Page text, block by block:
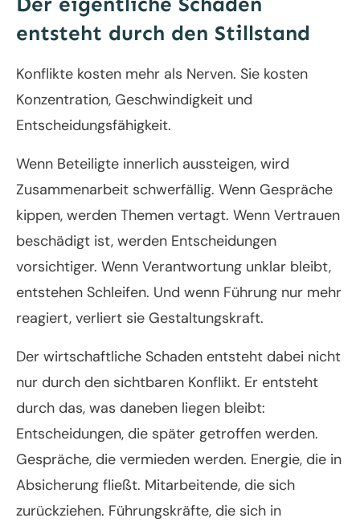
entsteht durch den Stillstand
Konflikte kosten mehr als Nerven. Sie kosten
Konzentration, Geschwindigkeit und
Entscheidungsfähigkeit.
Wenn Beteiligte innerlich aussteigen, wird
Zusammenarbeit schwerfällig. Wenn Gespräche
kippen, werden Themen vertagt. Wenn Vertrauen
beschädigt ist, werden Entscheidungen
vorsichtiger. Wenn Verantwortung unklar bleibt,
entstehen Schleifen. Und wenn Führung nur mehr
reagiert, verliert sie Gestaltungskraft.
Der wirtschaftliche Schaden entsteht dabei nicht
nur durch den sichtbaren Konflikt. Er entsteht
durch das, was daneben liegen bleibt:
Entscheidungen, die später getroffen werden.
Gespräche, die vermieden werden. Energie, die in
Absicherung fließt. Mitarbeitende, die sich
zurückziehen. Führungskräfte, die sich in